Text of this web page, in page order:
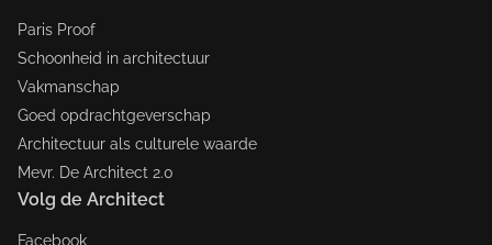
Paris Proof
Schoonheid in architectuur
Vakmanschap
Goed opdrachtgeverschap
Architectuur als culturele waarde
Mevr. De Architect 2.0
Volg de Architect
Facebook